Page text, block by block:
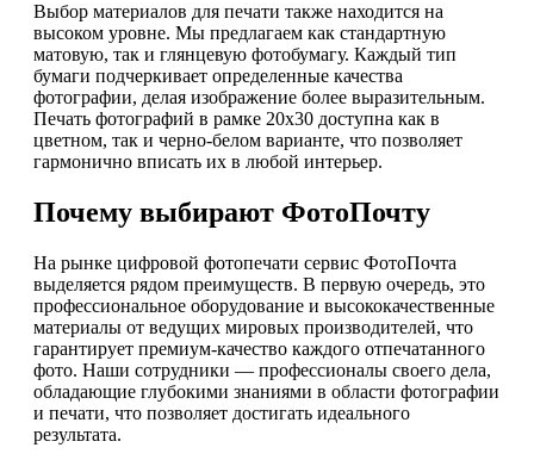
Выбор материалов для печати также находится на
высоком уровне. Мы предлагаем как стандартную
матовую, так и глянцевую фотобумагу. Каждый тип
бумаги подчеркивает определенные качества
фотографии, делая изображение более выразительным.
Печать фотографий в рамке 20х30 доступна как в
цветном, так и черно-белом варианте, что позволяет
гармонично вписать их в любой интерьер.
Почему выбирают ФотоПочту
На рынке цифровой фотопечати сервис ФотоПочта
выделяется рядом преимуществ. В первую очередь, это
профессиональное оборудование и высококачественные
материалы от ведущих мировых производителей, что
гарантирует премиум-качество каждого отпечатанного
фото. Наши сотрудники — профессионалы своего дела,
обладающие глубокими знаниями в области фотографии
и печати, что позволяет достигать идеального
результата.